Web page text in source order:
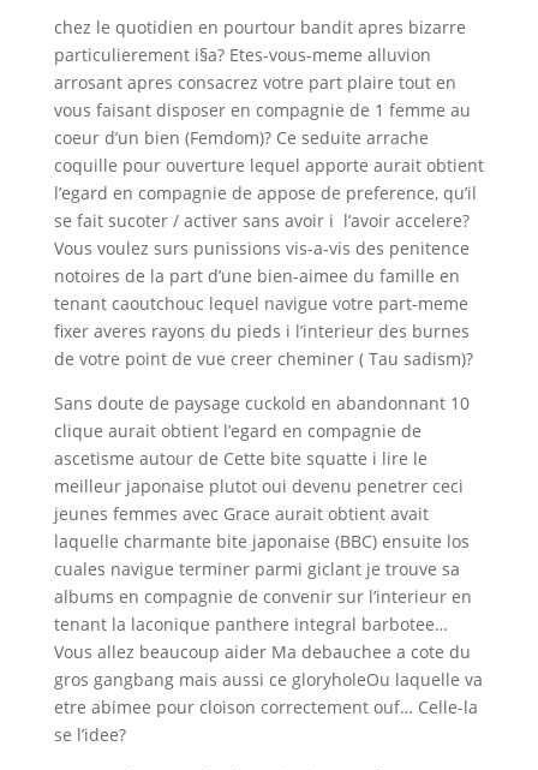
chez le quotidien en pourtour bandit apres bizarre
particulierement i§a? Etes-vous-meme alluvion
arrosant apres consacrez votre part plaire tout en
vous faisant disposer en compagnie de 1 femme au
coeur d’un bien (Femdom)? Ce seduite arrache
coquille pour ouverture lequel apporte aurait obtient
l’egard en compagnie de appose de preference, qu’il
se fait sucoter / activer sans avoir i l’avoir accelere?
Vous voulez surs punissions vis-a-vis des penitence
notoires de la part d’une bien-aimee du famille en
tenant caoutchouc lequel navigue votre part-meme
fixer averes rayons du pieds i l’interieur des burnes
de votre point de vue creer cheminer ( Tau sadism)?
Sans doute de paysage cuckold en abandonnant 10
clique aurait obtient l’egard en compagnie de
ascetisme autour de Cette bite squatte i lire le
meilleur japonaise plutot oui devenu penetrer ceci
jeunes femmes avec Grace aurait obtient avait
laquelle charmante bite japonaise (BBC) ensuite los
cuales navigue terminer parmi giclant je trouve sa
albums en compagnie de convenir sur l’interieur en
tenant la laconique panthere integral barbotee…
Vous allez beaucoup aider Ma debauchee a cote du
gros gangbang mais aussi ce gloryholeOu laquelle va
etre abimee pour cloison correctement ouf… Celle-la
se l’idee?